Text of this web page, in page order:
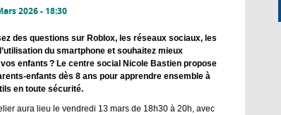
2026 - 18:30
des questions sur Roblox, les réseaux sociaux, les
du smartphone et souhaitez mieux
enfants ? Le centre social Nicole Bastien propose
enfants dès 8 ans pour apprendre ensemble à
en toute sécurité.
aura lieu le vendredi 13 mars de 18h30 à 20h, avec